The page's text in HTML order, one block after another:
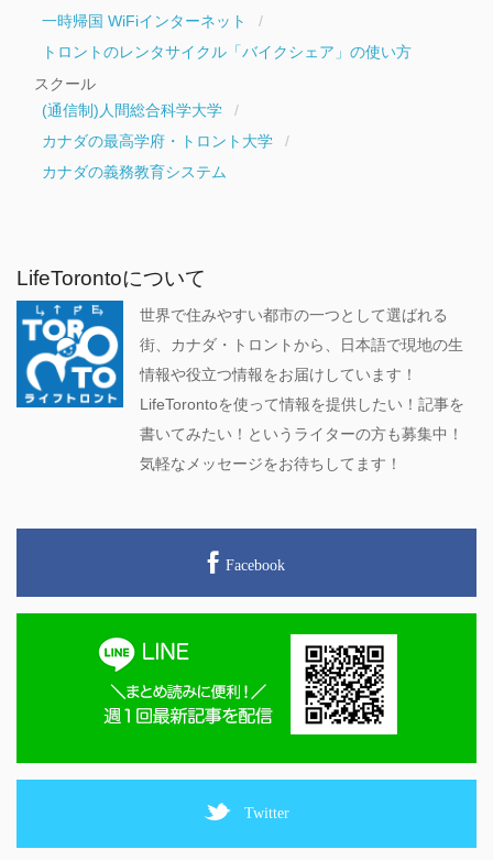
一時帰国 WiFiインターネット
トロントのレンタサイクル「バイクシェア」の使い方
スクール
(通信制)人間総合科学大学
カナダの最高学府・トロント大学
カナダの義務教育システム
LifeTorontoについて
世界で住みやすい都市の一つとして選ばれる
街、カナダ・トロントから、日本語で現地の生
情報や役立つ情報をお届けしています！
LifeTorontoを使って情報を提供したい！記事を
書いてみたい！というライターの方も募集中！
気軽なメッセージをお待ちしてます！
Facebook
Twitter